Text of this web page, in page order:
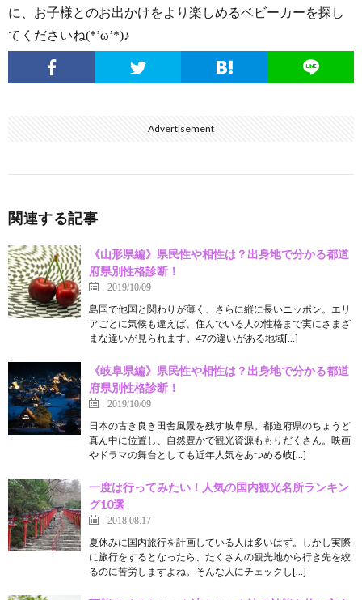
に、お子様とのお出かけをより楽しめるベビーカーを探し
てくださいね(*’ω’*)♪
Advertisement
関連する記事
《山形県編》県民性や相性は？出身地で分かる都道
府県別性格診断！
2019/10/09
島国で他国と関わりが薄く、さらに縦に長いニッポン。エリ
アごとに気候も違えば、住んでいる人の性格まで実にさまざ
まな違いが見られます。47の違いがある地域[…]
《岐阜県編》県民性や相性は？出身地で分かる都道
府県別性格診断！
2019/10/09
日本の古き良き田舎風景を残す岐阜県。都道府県のちょうど
真ん中に位置し、自然豊かで観光資源ももりだくさん。映画
やドラマの舞台としても近年人気をあつめる岐[…]
一度は行ってみたい！人気の国内観光名所ランキン
グ10選
2018.08.17
夏休みに国内旅行を計画している人は多いはず。しかし実際
に旅行をするとなったら、たくさんの観光地から行き先を絞
るのに苦労しますよね。そんな人にチェックし[…]